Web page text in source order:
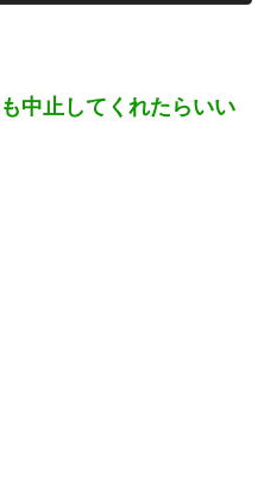
中止してくれたらいい